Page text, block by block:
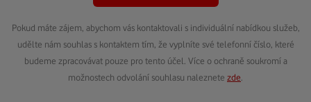
Pokud máte zájem, abychom vás kontaktovali s individuální nabídkou služeb,
udělte nám souhlas s kontaktem tím, že vyplníte své telefonní číslo, které
budeme zpracovávat pouze pro tento účel. Více o ochraně soukromí a
možnostech odvolání souhlasu naleznete zde